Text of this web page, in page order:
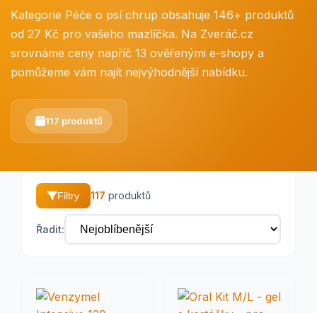
Kategorie Péče o psí chrup obsahuje 146+ produktů
od 27 Kč pro vašeho mazlíčka. Na Zveráč.cz
srovnáme ceny napříč 13 ověřenými e-shopy a
pomůžeme vám najít nejvýhodnější nabídku.
117 produktů
Filtry 117 produktů
Řadit: